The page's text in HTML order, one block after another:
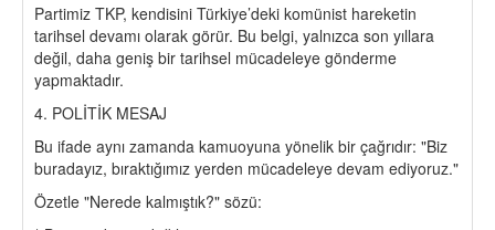
Partimiz TKP, kendisini Türkiye’deki komünist hareketin
tarihsel devamı olarak görür. Bu belgi, yalnızca son yıllara
değil, daha geniş bir tarihsel mücadeleye gönderme
yapmaktadır.
4. POLİTİK MESAJ
Bu ifade aynı zamanda kamuoyuna yönelik bir çağrıdır: "Biz
buradayız, bıraktığımız yerden mücadeleye devam ediyoruz."
Özetle "Nerede kalmıştık?" sözü: